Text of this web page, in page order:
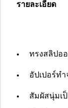
รายละเอียด
ทรงสลิปอ
อัปเปอร์ทำ
สัมผัสนุ่มเ